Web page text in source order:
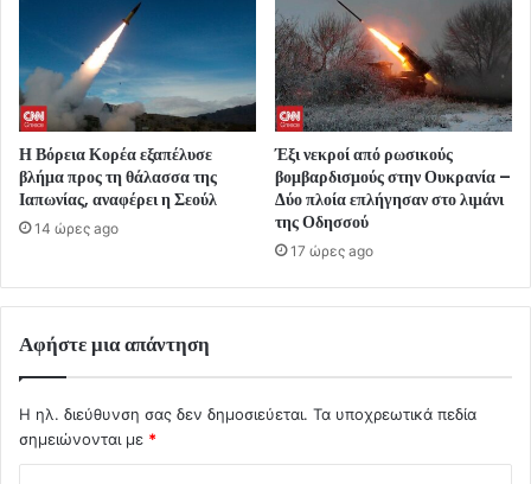
Η Βόρεια Κορέα εξαπέλυσε
βλήμα προς τη θάλασσα της
Ιαπωνίας, αναφέρει η Σεούλ
14 ώρες ago
Έξι νεκροί από ρωσικούς
βομβαρδισμούς στην Ουκρανία –
Δύο πλοία επλήγησαν στο λιμάνι
της Οδησσού
17 ώρες ago
Αφήστε μια απάντηση
Η ηλ. διεύθυνση σας δεν δημοσιεύεται. Τα υποχρεωτικά πεδία
σημειώνονται με *